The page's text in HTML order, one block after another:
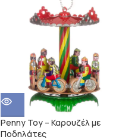
Penny Toy – Καρουζέλ με
Ποδηλάτες